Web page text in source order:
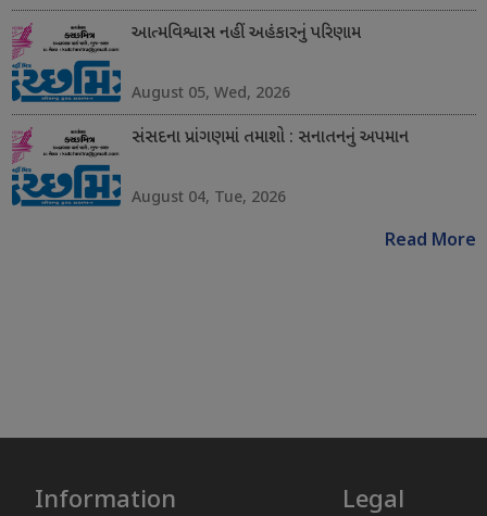
આત્મવિશ્વાસ નહીં અહંકારનું પરિણામ
August 05, Wed, 2026
સંસદના પ્રાંગણમાં તમાશો : સનાતનનું અપમાન
August 04, Tue, 2026
Read More
Information Legal